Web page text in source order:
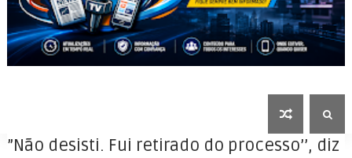
”Não desisti. Fui retirado do processo’’, diz